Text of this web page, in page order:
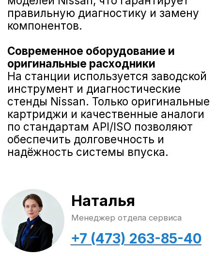
Представленные на сайте материалы и
условия носят исключительно
информационный характер и не являются
публичной офертой, определяемой
© Группа компаний «А-Драйв» 2003 - 2026
Сервис
Сервис Mercedes-Benz
Сервис BMW
Контакты
Статьи
Сервис Porsche
Сервис Voyah
Сервис AITO SERES
Сервис Volkswagen
Evolute